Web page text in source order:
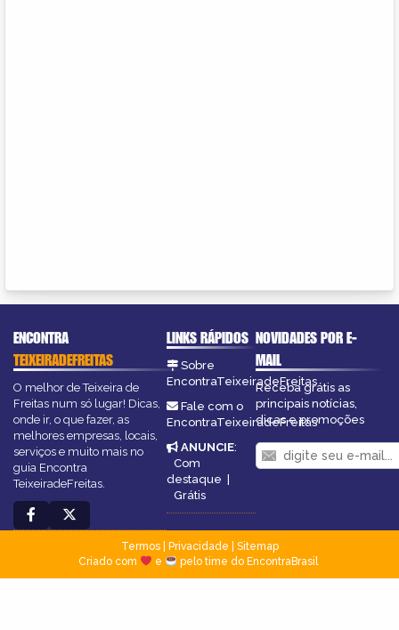
ENCONTRA
TEIXEIRADEFREITAS
O melhor de Teixeira de
Freitas num só lugar! Dicas,
onde ir, o que fazer, as
melhores empresas, locais,
serviços e muito mais no
guia Encontra
TeixeiradeFreitas.
LINKS RÁPIDOS
Sobre
EncontraTeixeiradeFreitas
Fale com o
EncontraTeixeiradeFreitas
ANUNCIE:
Com
destaque |
Grátis
NOVIDADES POR E-
MAIL
Receba grátis as
principais notícias,
dicas e promoções
Termos| Privacidade
Sitemap
Criado com
e pelo time do EncontraBrasil